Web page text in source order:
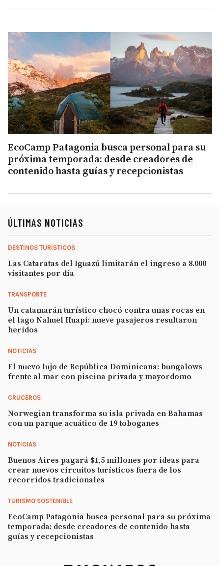
EcoCamp Patagonia busca personal para su
próxima temporada: desde creadores de
contenido hasta guías y recepcionistas
ÚLTIMAS NOTICIAS
DESTINOS TURÍSTICOS
Las Cataratas del Iguazú limitarán el ingreso a 8.000
visitantes por día
TRANSPORTE
Un catamarán turístico chocó contra unas rocas en
el lago Nahuel Huapi: nueve pasajeros resultaron
heridos
NOTICIAS
El nuevo lujo de República Dominicana: bungalows
frente al mar con piscina privada y mayordomo
CRUCEROS
Norwegian transforma su isla privada en Bahamas
con un parque acuático de 19 toboganes
NOTICIAS
Buenos Aires pagará $1,5 millones por ideas para
crear nuevos circuitos turísticos fuera de los
recorridos tradicionales
TURISMO SOSTENIBLE
EcoCamp Patagonia busca personal para su próxima
temporada: desde creadores de contenido hasta
guías y recepcionistas